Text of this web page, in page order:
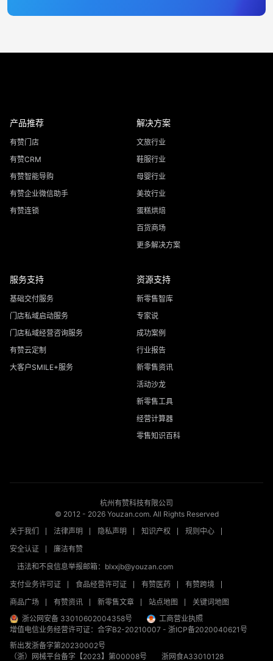
产品推荐
有赞门店
有赞CRM
有赞智能导购
有赞企业微信助手
有赞连锁
解决方案
文旅行业
鞋服行业
母婴行业
美妆行业
蛋糕烘焙
百货商场
更多解决方案
服务支持
基础交付服务
门店私域启动服务
门店私域经营咨询服务
有赞云定制
大客户SMILE+服务
资源支持
新零售智库
专家说
成功案例
行业报告
新零售资讯
活动沙龙
新零售工具
经营计算器
零售知识百科
杭州有赞科技有限公司
© 2012 - 2026Youzan.com. All Rights Reserved
关于我们
法律声明 隐私声明 知识产权
规则中心
安全认证
廉洁有赞
违法和不良信息举报邮箱：blxxjb@youzan.com
支付业务许可证
食品经营许可证 有赞医药
有赞跨境
商品广场
有赞资讯 新零售文章 站点地图
关键词地图
浙公网安备 33010602004358号
工商营业执照
增值电信业务经营许可证：合字B2-20210007 - 浙ICP备2020040621号
新出发浙备字第20230002号
（浙）网械平台备字【2023】第00008号
浙网食A33010128